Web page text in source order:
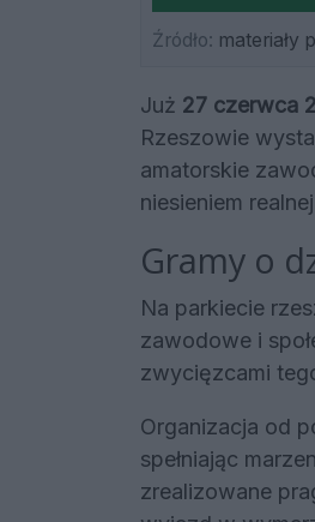
Źródło: materiały
Już 27 czerwca
Rzeszowie
amatorskie
niesieniem
Gramy o
Na parkiecie
zawodowe i
zwycięzcami
Organizacja od
spełniając
zrealizowane